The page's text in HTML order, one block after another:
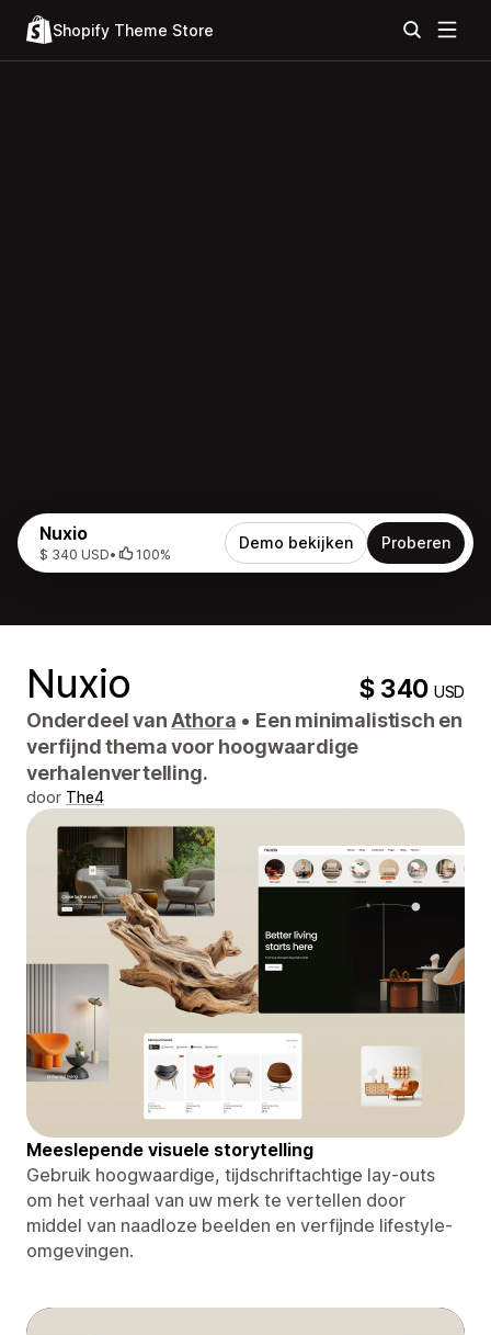
Shopify Theme Store
Nuxio
$ 340 USD• 100%
Demo bekijken Proberen
Nuxio $ 340USD
Onderdeel vanAthora • Een minimalistisch en
verfijnd thema voor hoogwaardige
verhalenvertelling.
door The4
Meeslepende visuele storytelling
Gebruik hoogwaardige, tijdschriftachtige lay-outs
om het verhaal van uw merk te vertellen door
middel van naadloze beelden en verfijnde lifestyle-
omgevingen.